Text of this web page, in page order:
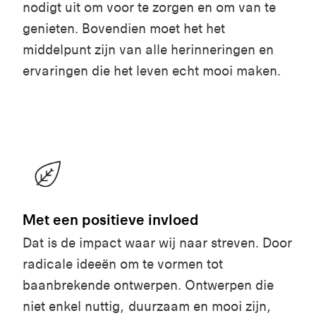
nodigt uit om voor te zorgen en om van te
genieten. Bovendien moet het het
middelpunt zijn van alle herinneringen en
ervaringen die het leven echt mooi maken.
Met een positieve invloed
Dat is de impact waar wij naar streven. Door
radicale ideeën om te vormen tot
baanbrekende ontwerpen. Ontwerpen die
niet enkel nuttig, duurzaam en mooi zijn,